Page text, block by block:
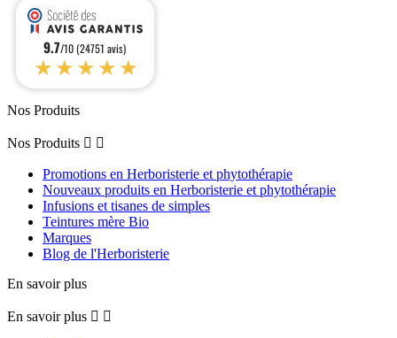
9.7/10 (24751 avis)
★★★★★
Nos Produits
Nos Produits  
Promotions en Herboristerie et phytothérapie
Nouveaux produits en Herboristerie et phytothérapie
Infusions et tisanes de simples
Teintures mère Bio
Marques
Blog de l'Herboristerie
En savoir plus
En savoir plus  